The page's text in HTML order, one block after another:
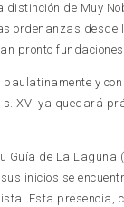
distinción de Muy
ordenanzas
pronto
y
XVI ya quedará
Guía de La
inicios se
Esta presencia,